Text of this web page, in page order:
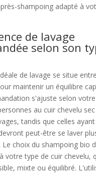
shampoing adapté à
de lavage
selon son
de lavage se situe
maintenir un équilibre
s'ajuste selon
au cuir chevelu
tandis que celles
peut-être se laver
Le choix du shampoing bio
votre type de cuir chevelu,
mixte ou équilibré.